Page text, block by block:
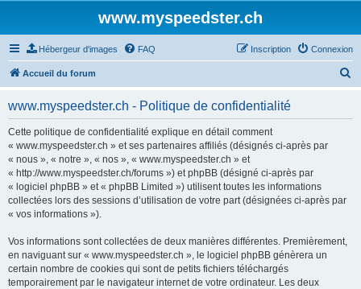
www.myspeedster.ch
Hébergeur d'images FAQ Connexion
Inscription
Accueil du forum
www.myspeedster.ch - Politique de confidentialité
Cette politique de confidentialité explique en détail comment
« www.myspeedster.ch » et ses partenaires affiliés (désignés ci-après par
« nous », « notre », « nos », « www.myspeedster.ch » et
« http://www.myspeedster.ch/forums ») et phpBB (désigné ci-après par
« logiciel phpBB » et « phpBB Limited ») utilisent toutes les informations
collectées lors des sessions d’utilisation de votre part (désignées ci-après par
« vos informations »).
Vos informations sont collectées de deux manières différentes. Premièrement,
en naviguant sur « www.myspeedster.ch », le logiciel phpBB génèrera un
certain nombre de cookies qui sont de petits fichiers téléchargés
temporairement par le navigateur internet de votre ordinateur. Les deux